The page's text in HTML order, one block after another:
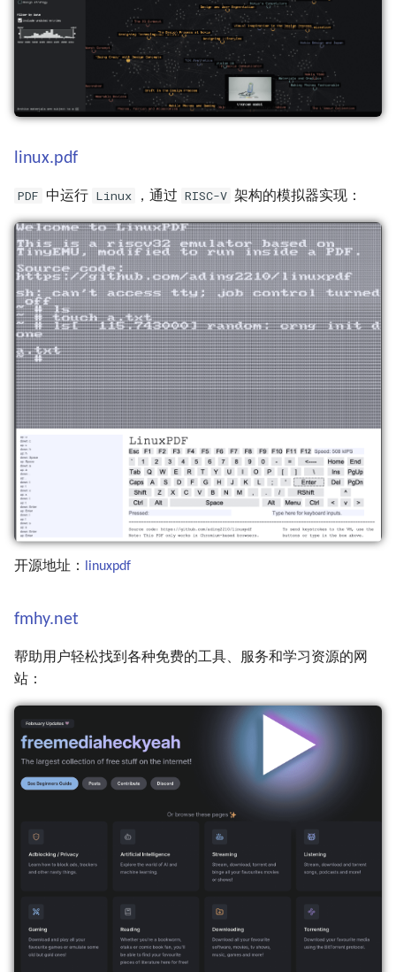
linux.pdf
PDF 中运行 Linux ，通过 RISC-V 架构的模拟器实现：
开源地址： linuxpdf
fmhy.net
帮助用户轻松找到各种免费的工具、服务和学习资源的网
站：